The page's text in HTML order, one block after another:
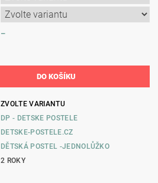
–
ZVOLTE VARIANTU
DP - DETSKE POSTELE
DETSKE-POSTELE.CZ
DĚTSKÁ POSTEL -JEDNOLŮŽKO
2 ROKY